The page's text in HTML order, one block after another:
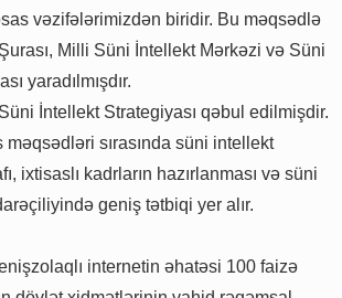
vəzifələrimizdən biridir. Bu məqsədlə
Milli Süni İntellekt Mərkəzi və Süni
yaradılmışdır.
İntellekt Strategiyası qəbul edilmişdir.
məqsədləri sırasında süni intellekt
ixtisaslı kadrların hazırlanması və süni
geniş tətbiqi yer alır.
internetin əhatəsi 100 faizə